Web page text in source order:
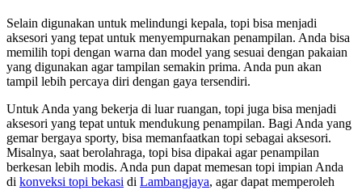
Selain digunakan untuk melindungi kepala, topi bisa menjadi
aksesori yang tepat untuk menyempurnakan penampilan. Anda bisa
memilih topi dengan warna dan model yang sesuai dengan pakaian
yang digunakan agar tampilan semakin prima. Anda pun akan
tampil lebih percaya diri dengan gaya tersendiri.
Untuk Anda yang bekerja di luar ruangan, topi juga bisa menjadi
aksesori yang tepat untuk mendukung penampilan. Bagi Anda yang
gemar bergaya sporty, bisa memanfaatkan topi sebagai aksesori.
Misalnya, saat berolahraga, topi bisa dipakai agar penampilan
berkesan lebih modis. Anda pun dapat memesan topi impian Anda
di konveksi topi bekasi di Lambangjaya, agar dapat memperoleh